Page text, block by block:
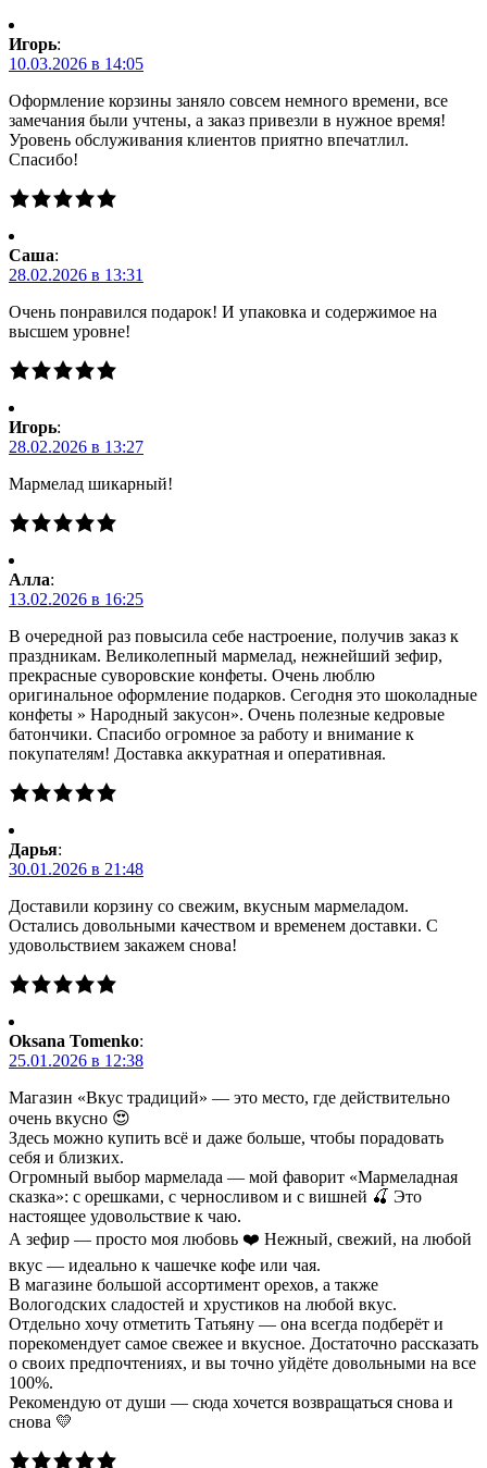
Игорь:
10.03.2026 в 14:05
Оформление корзины заняло совсем немного времени, все
замечания были учтены, а заказ привезли в нужное время!
Уровень обслуживания клиентов приятно впечатлил.
Спасибо!
Саша:
28.02.2026 в 13:31
Очень понравился подарок! И упаковка и содержимое на
высшем уровне!
Игорь:
28.02.2026 в 13:27
Мармелад шикарный!
Алла:
13.02.2026 в 16:25
В очередной раз повысила себе настроение, получив заказ к
праздникам. Великолепный мармелад, нежнейший зефир,
прекрасные суворовские конфеты. Очень люблю
оригинальное оформление подарков. Сегодня это шоколадные
конфеты » Народный закусон». Очень полезные кедровые
батончики. Спасибо огромное за работу и внимание к
покупателям! Доставка аккуратная и оперативная.
Дарья:
30.01.2026 в 21:48
Доставили корзину со свежим, вкусным мармеладом.
Остались довольными качеством и временем доставки. С
удовольствием закажем снова!
Oksana Tomenko:
25.01.2026 в 12:38
Магазин «Вкус традиций» — это место, где действительно
очень вкусно 😍
Здесь можно купить всё и даже больше, чтобы порадовать
себя и близких.
Огромный выбор мармелада — мой фаворит «Мармеладная
сказка»: с орешками, с черносливом и с вишней 🍒 Это
настоящее удовольствие к чаю.
А зефир — просто моя любовь ❤️ Нежный, свежий, на любой
вкус — идеально к чашечке кофе или чая.
В магазине большой ассортимент орехов, а также
Вологодских сладостей и хрустиков на любой вкус.
Отдельно хочу отметить Татьяну — она всегда подберёт и
порекомендует самое свежее и вкусное. Достаточно рассказать
о своих предпочтениях, и вы точно уйдёте довольными на все
100%.
Рекомендую от души — сюда хочется возвращаться снова и
снова 💛